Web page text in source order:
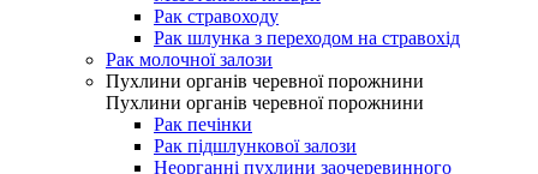
Рак стравоходу
Рак шлунка з переходом на стравохід
Рак молочної залози
Пухлини органів черевної порожнини
Пухлини органів черевної порожнини
Рак печінки
Рак підшлункової залози
Неорганні пухлини заочеревинного